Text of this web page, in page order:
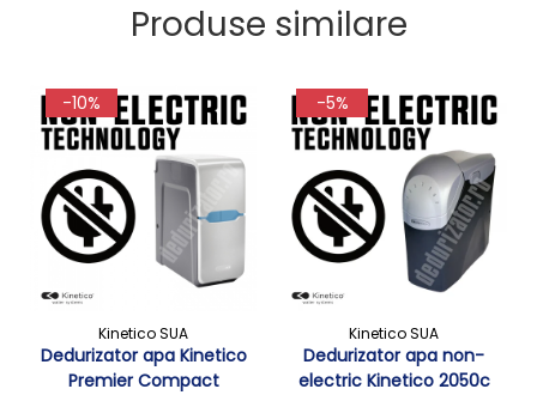
Produse similare
-10%
Kinetico SUA
Dedurizator apa Kinetico
Premier Compact
-5%
Kinetico SUA
Dedurizator apa non-
electric Kinetico 2050c